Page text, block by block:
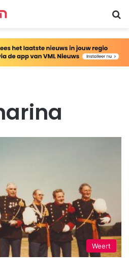
Weert